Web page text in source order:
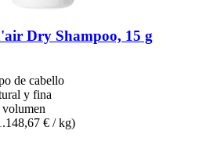
Dry Shampoo, 15 g
de cabello
y fina
€ / kg)